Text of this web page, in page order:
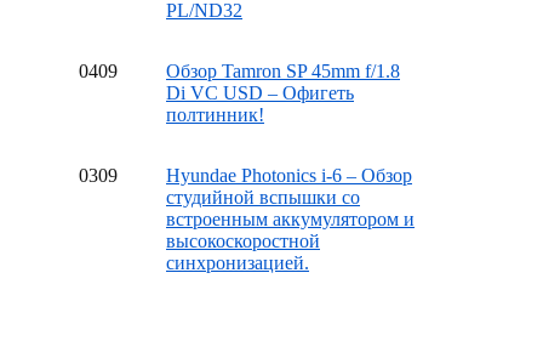
PL/ND32
0409
Обзор Tamron SP 45mm f/1.8
Di VC USD – Офигеть
полтинник!
0309
Hyundae Photonics i-6 – Обзор
студийной вспышки со
встроенным аккумулятором и
высокоскоростной
синхронизацией.